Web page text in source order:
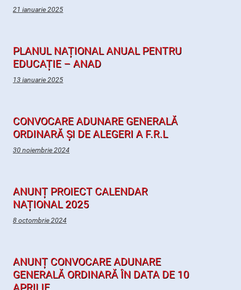
21 ianuarie 2025
PLANUL NAȚIONAL ANUAL PENTRU
EDUCAȚIE – ANAD
13 ianuarie 2025
CONVOCARE ADUNARE GENERALĂ
ORDINARĂ ȘI DE ALEGERI A F.R.L
30 noiembrie 2024
ANUNȚ PROIECT CALENDAR
NAȚIONAL 2025
8 octombrie 2024
ANUNȚ CONVOCARE ADUNARE
GENERALĂ ORDINARĂ ÎN DATA DE 10
APRILIE